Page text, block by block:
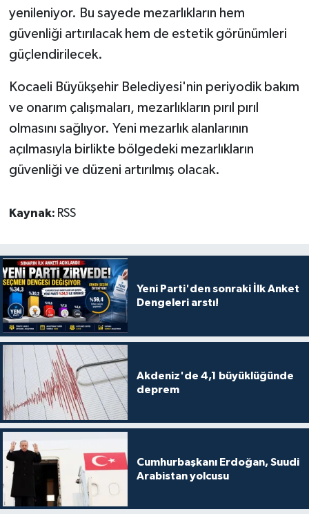
yenileniyor. Bu sayede mezarlıkların hem
güvenliği artırılacak hem de estetik görünümleri
güçlendirilecek.
Kocaeli Büyükşehir Belediyesi'nin periyodik bakım
ve onarım çalışmaları, mezarlıkların pırıl pırıl
olmasını sağlıyor. Yeni mezarlık alanlarının
açılmasıyla birlikte bölgedeki mezarlıkların
güvenliği ve düzeni artırılmış olacak.
Kaynak: RSS
Yeni Parti'den sonraki İlk Anket
Dengeleri arstı!
Akdeniz'de 4,1 büyüklüğünde
deprem
Cumhurbaşkanı Erdoğan, Suudi
Arabistan yolcusu